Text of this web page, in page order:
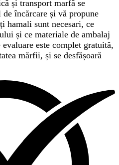
și transport marfă se
încărcare și vă propune
hamali sunt necesari, ce
și ce materiale de ambalaj
este complet gratuită,
mărfii, și se desfășoară